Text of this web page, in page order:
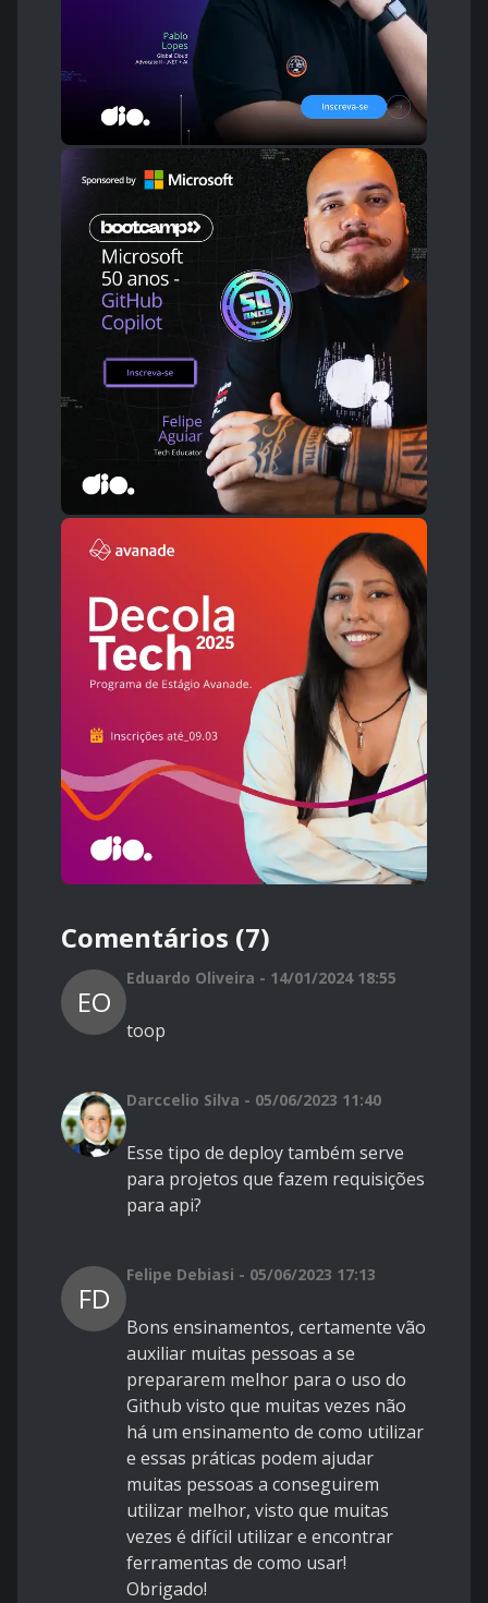
Comentários (7)
EO
Eduardo Oliveira - 14/01/2024 18:55
toop
Darccelio Silva - 05/06/2023 11:40
Esse tipo de deploy também serve
para projetos que fazem requisições
para api?
FD
Felipe Debiasi - 05/06/2023 17:13
Bons ensinamentos, certamente vão
auxiliar muitas pessoas a se
prepararem melhor para o uso do
Github visto que muitas vezes não
há um ensinamento de como utilizar
e essas práticas podem ajudar
muitas pessoas a conseguirem
utilizar melhor, visto que muitas
vezes é difícil utilizar e encontrar
ferramentas de como usar!
Obrigado!